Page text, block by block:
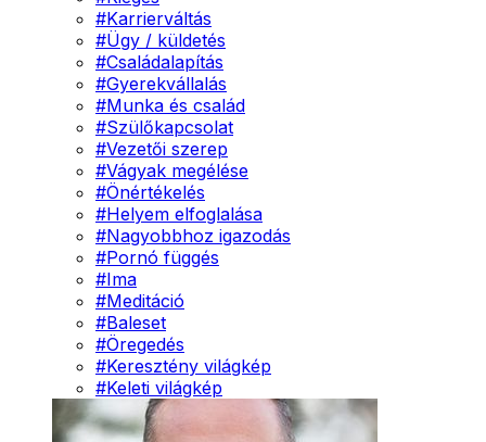
#Karrierváltás
#Ügy / küldetés
#Családalapítás
#Gyerekvállalás
#Munka és család
#Szülőkapcsolat
#Vezetői szerep
#Vágyak megélése
#Önértékelés
#Helyem elfoglalása
#Nagyobbhoz igazodás
#Pornó függés
#Ima
#Meditáció
#Baleset
#Öregedés
#Keresztény világkép
#Keleti világkép